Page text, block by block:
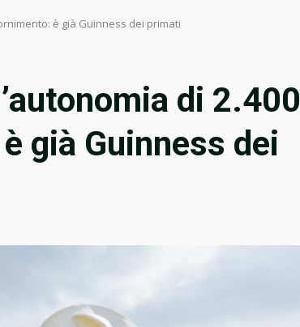
è già Guinness dei primati
di 2.400
già Guinness dei